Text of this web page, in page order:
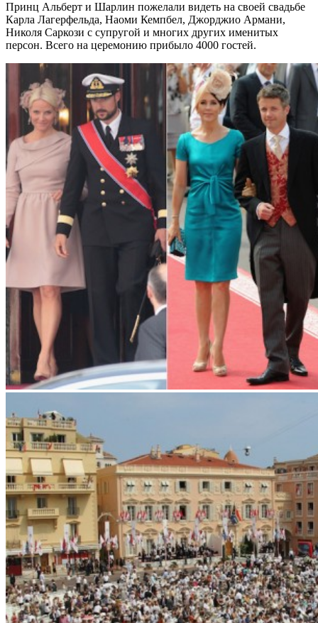
Принц Альберт и Шарлин пожелали видеть на своей свадьбе
Карла Лагерфельда, Наоми Кемпбел, Джорджио Армани,
Николя Саркози с супругой и многих других именитых
персон. Всего на церемонию прибыло 4000 гостей.